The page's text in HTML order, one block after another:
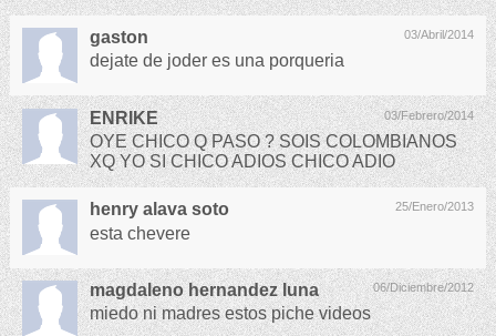
03/Abril/2014
gaston
dejate de joder es una porqueria
03/Febrero/2014
ENRIKE
OYE CHICO Q PASO ? SOIS COLOMBIANOS
XQ YO SI CHICO ADIOS CHICO ADIO
25/Enero/2013
henry alava soto
esta chevere
06/Diciembre/2012
magdaleno hernandez luna
miedo ni madres estos piche videos